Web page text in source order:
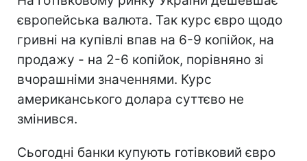
європейська валюта. Так курс євро щодо
гривні на купівлі впав на 6-9 копійок, на
продажу - на 2-6 копійок, порівняно зі
вчорашніми значеннями. Курс
американського долара суттєво не
змінився.
Сьогодні банки купують готівковий євро